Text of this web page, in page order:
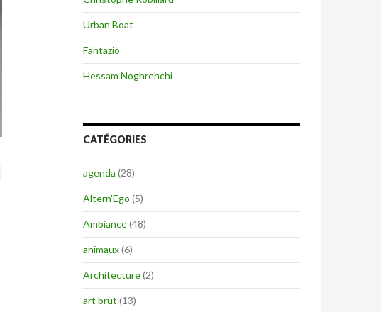
Urban Boat
Fantazio
Hessam Noghrehchi
CATÉGORIES
agenda (28)
Altern'Ego (5)
Ambiance(48)
animaux(6)
Architecture(2)
art brut (13)